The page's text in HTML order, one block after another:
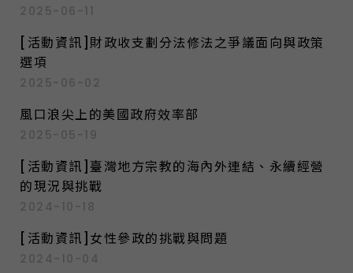
2025-06-11
[活動資訊]財政收支劃分法修法之爭議面向與政策
選項
2025-06-02
風口浪尖上的美國政府效率部
2025-05-19
[活動資訊]臺灣地方宗教的海內外連結、永續經營
的現況與挑戰
2024-10-18
[活動資訊]女性參政的挑戰與問題
2024-10-04